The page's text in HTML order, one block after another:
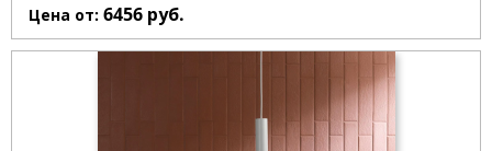
Цена от: 6456 руб.